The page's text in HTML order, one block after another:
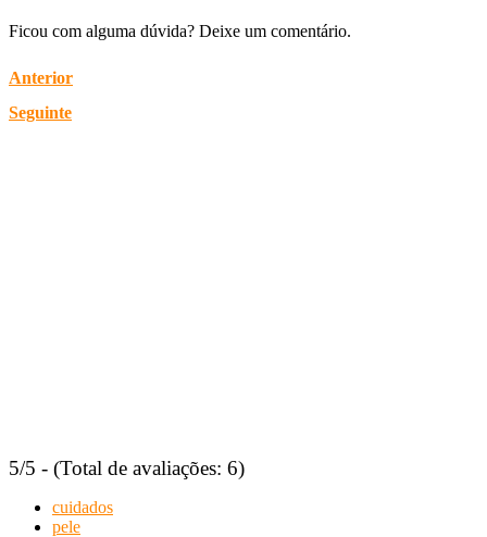
Ficou com alguma dúvida? Deixe um comentário.
Anterior
Seguinte
5/5 - (Total de avaliações: 6)
cuidados
pele